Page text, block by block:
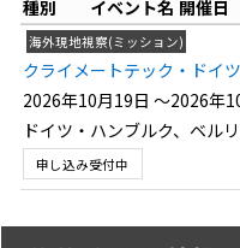
種別
イベント名 開催日
海外現地視察(ミッション)
クライメートテック・ドイ
2026年10月19日 ～2026年
ドイツ・ハンブルク、ベル
申し込み受付中